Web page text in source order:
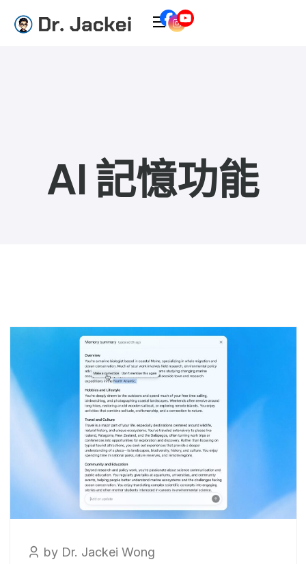
AI 記憶功能
by Dr. Jackei Wong